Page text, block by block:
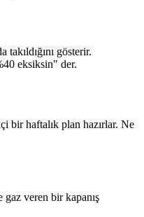
gösterir.
eksiksin" der.
bir haftalık plan hazırlar. Ne
veren bir kapanış